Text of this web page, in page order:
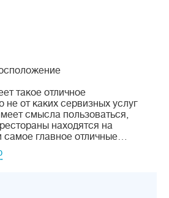
такое отличное
не от каких сервизных услуг
смысла пользоваться,
находятся на
самое главное отличные…